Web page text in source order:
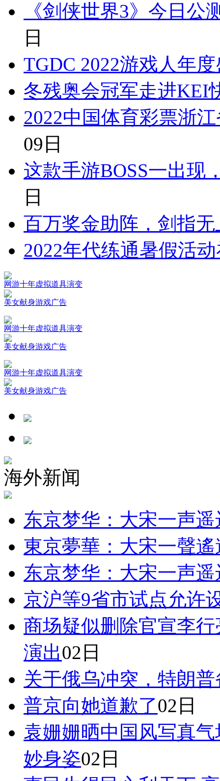
《剑侠世界3》今日公
日
TGDC 2022游戏人年
冬残奥会冠军走进KEI
2022中国体育彩票浙
09日
这款手游BOSS一出现
日
百万奖金助阵，剑指
2022年代练通暑假活
网游十年虚拟道具演变
美女献身游戏广告
网游十年虚拟道具演变
美女献身游戏广告
网游十年虚拟道具演变
美女献身游戏广告
海外新闻
东京梦华：大宋一声
東京夢華：大宋一聲
东京梦华：大宋一声
京沪等9省市试点允许
商场疑似删除官宣李
演出02日
关于俄乌冲突，特朗
普京向她道歉了02日
袁姗姗晒中国风写真
妙身姿02日